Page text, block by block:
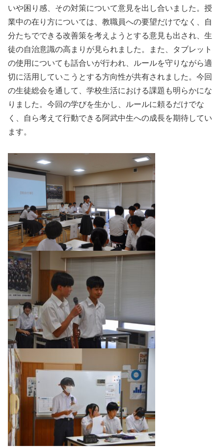
いや困り感、その対策について意見を出し合いました。授
業中の在り方については、教職員への要望だけでなく、自
分たちでできる改善策を考えようとする意見も出され、生
徒の自治意識の高まりが見られました。また、タブレット
の使用についても話合いが行われ、ルールを守りながら適
切に活用していこうとする方向性が共有されました。今回
の生徒総会を通して、学校生活における課題も明らかにな
りました。今回の学びを生かし、ルールに頼るだけでな
く、自ら考えて行動できる阿武中生への成長を期待してい
ます。